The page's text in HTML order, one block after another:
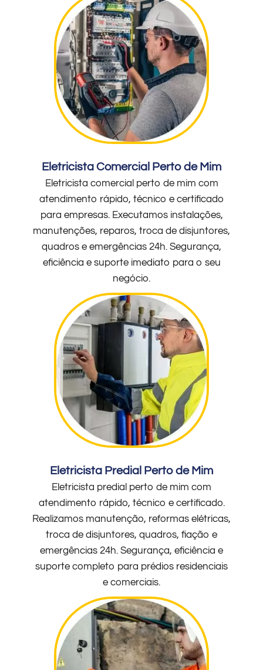
Eletricista Comercial Perto de Mim
Eletricista comercial perto de mim com
atendimento rápido, técnico e certificado
para empresas. Executamos instalações,
manutenções, reparos, troca de disjuntores,
quadros e emergências 24h. Segurança,
eficiência e suporte imediato para o seu
negócio.
Eletricista Predial Perto de Mim
Eletricista predial perto de mim com
atendimento rápido, técnico e certificado.
Realizamos manutenção, reformas elétricas,
troca de disjuntores, quadros, fiação e
emergências 24h. Segurança, eficiência e
suporte completo para prédios residenciais
e comerciais.